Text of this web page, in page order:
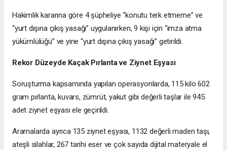
Hakimlik kararına göre 4 şüpheliye “konutu terk etmeme” ve
“yurt dışına çıkış yasağı” uygulanırken, 9 kişi için “imza atma
yükümlülüğü” ve yine “yurt dışına çıkış yasağı” getirildi.
Rekor Düzeyde Kaçak Pırlanta ve Ziynet Eşyası
Soruşturma kapsamında yapılan operasyonlarda, 115 kilo 602
gram pırlanta, kuvars, zümrüt, yakut gibi değerli taşlar ile 945
adet ziynet eşyası ele geçirildi.
Aramalarda ayrıca 135 ziynet eşyası, 1132 değerli maden taşı,
ateşli silahlar, 267 tarihi eser ve çok sayıda dijital materyale el